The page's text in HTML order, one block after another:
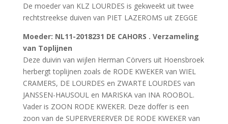
De moeder van KLZ LOURDES is gekweekt uit twee
rechtstreekse duiven van PIET LAZEROMS uit ZEGGE
Moeder: NL11-2018231 DE CAHORS . Verzameling
van Toplijnen
Deze duivin van wijlen Herman Cörvers uit Hoensbroek
herbergt toplijnen zoals de RODE KWEKER van WIEL
CRAMERS, DE LOURDES en ZWARTE LOURDES van
JANSSEN-HAUSOUL en MARISKA van INA ROOBOL.
Vader is ZOON RODE KWEKER. Deze doffer is een
zoon van de SUPERVERERVER DE RODE KWEKER van